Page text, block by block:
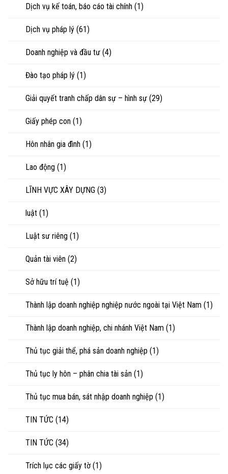
chấp
Dịch vụ kế toán, báo cáo tài chính (1)
Dịch vụ pháp lý (61)
Doanh nghiệp và đầu tư (4)
Đào tạo pháp lý (1)
Giải quyết tranh chấp dân sự – hình sự (29)
Giấy phép con (1)
Hôn nhân gia đình (1)
Lao động (1)
LĨNH VỰC XÂY DỰNG (3)
luật (1)
Luật sư riêng (1)
Quản tài viên (2)
Sở hữu trí tuệ (1)
Thành lập doanh nghiệp nghiệp nước ngoài tại Việt Nam (1)
Thành lập doanh nghiệp, chi nhánh Việt Nam (1)
Thủ tục giải thể, phá sản doanh nghiệp (1)
Thủ tục ly hôn – phân chia tài sản (1)
Thủ tục mua bán, sát nhập doanh nghiệp (1)
TIN TỨC (14)
TIN TỨC (34)
Trích lục các giấy tờ (1)